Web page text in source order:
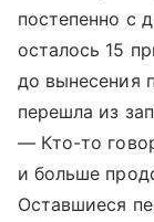
постепенно с
осталось 15
до вынесения
перешла из
— Кто-то
и больше
Оставшиеся